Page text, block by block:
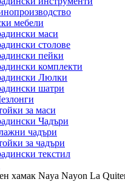
мебели
маси
столове
пейки
комплекти
Люлки
шатри
за маси
Чадъри
чадъри
за чадъри
текстил
хамак Naya Nayon La